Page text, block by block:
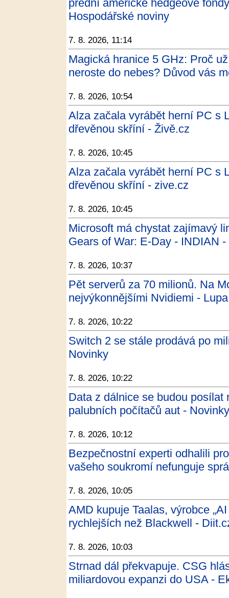
přední americké hedgeové
Hospodářské noviny
7. 8. 2026, 11:14
Magická hranice 5 GHz: Proč
neroste do nebes? Důvod vás
7. 8. 2026, 10:54
Alza začala vyrábět herní PC s
dřevěnou skříní - Živě.cz
7. 8. 2026, 10:45
Alza začala vyrábět herní PC s
dřevěnou skříní - zive.cz
7. 8. 2026, 10:45
Microsoft má chystat zajímavý
Gears of War: E-Day - INDIAN
7. 8. 2026, 10:37
Pět serverů za 70 milionů. Na
nejvýkonnějšími Nvidiemi -
7. 8. 2026, 10:22
Switch 2 se stále prodává po
Novinky
7. 8. 2026, 10:22
Data z dálnice se budou posílat
palubních počítačů aut - Novinky
7. 8. 2026, 10:12
Bezpečnostní experti odhalili
vašeho soukromí nefunguje
7. 8. 2026, 10:05
AMD kupuje Taalas, výrobce
rychlejších než Blackwell -
7. 8. 2026, 10:03
Strnad dál překvapuje. CSG
miliardovou expanzi do USA -